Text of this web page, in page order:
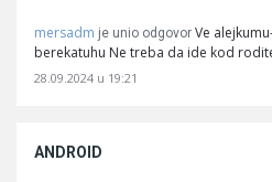
mersadm je unio odgovor Ve
berekatuhu Ne treba da ide kod
28.09.2024 u 19:21
ANDROID